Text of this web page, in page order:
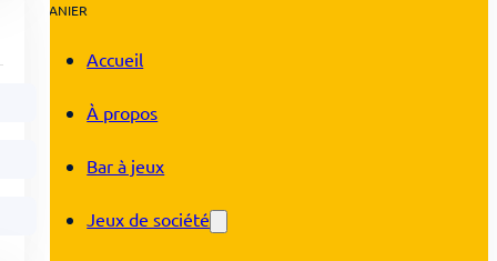
PANIER
Accueil
À propos
Bar à jeux
Jeux de société